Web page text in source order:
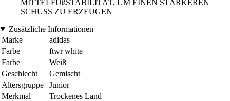
MITTELFUßSTABILITÄT, UM EINEN STÄRKEREN
SCHUSS ZU ERZEUGEN
Zusätzliche Informationen
Marke
adidas
Farbe
ftwr white
Farbe
Weiß
Geschlecht
Gemischt
Altersgruppe
Junior
Merkmal
Trockenes Land